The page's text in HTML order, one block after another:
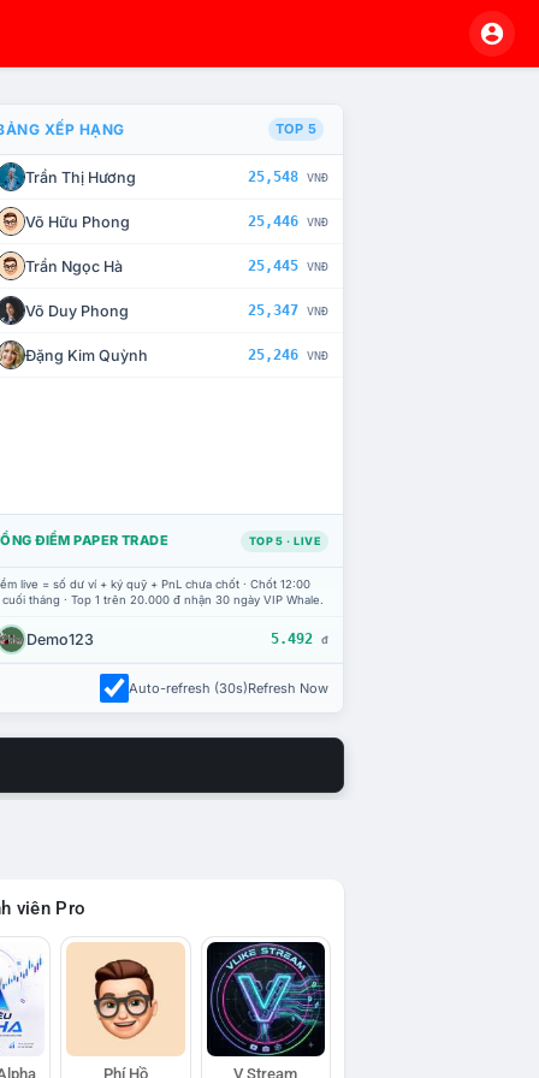
CHẾ TÀI XỬ LÝ VI PHẠM
XẾP HẠNG TOP 5
Trần Thị Hương 25,548 VNĐ
Võ Hữu Phong 25,446 VNĐ
Trần Ngọc Hà 25,445 VNĐ
Võ Duy Phong 25,347 VNĐ
Đặng Kim Quỳnh 25,246 VNĐ
ĐIỂM PAPER TRADE TOP 5 · LIVE
live = số dư ví + ký quỹ + PnL chưa chốt · Chốt 12:00
tháng · Top 1 trên 20.000 đ nhận 30 ngày VIP Whale.
Demo123 5.492 đ
Auto-refresh (30s)Refresh Now
viên Pro
Phí Hồ V Stream